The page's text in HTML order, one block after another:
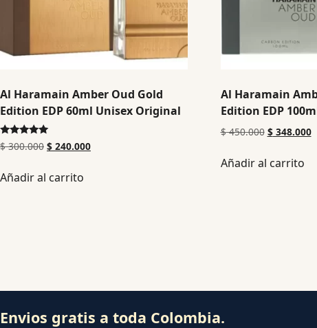
Al Haramain Amber Oud Gold
Edition EDP 60ml Unisex Original
Valorado en
5.00
$300.000 $ 240.000
Añadir al carrito
Al Haramain
Edition EDP
$450.000 $348.000
Añadir al carrito
Envios gratis a toda Colombia.